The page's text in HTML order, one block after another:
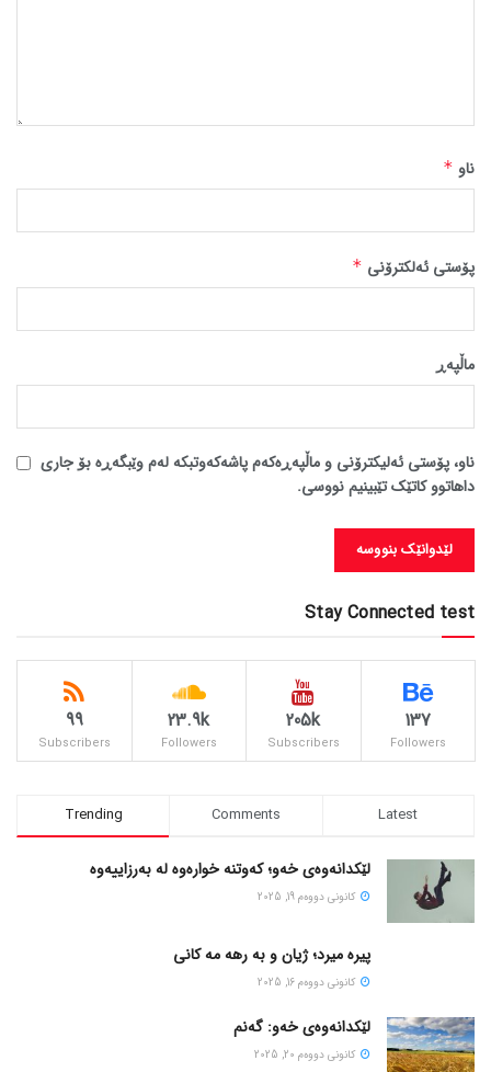
ناو *
پۆستی ئەلکترۆنی *
ماڵپه‌ڕ
ناو، پۆستی ئەلیکترۆنی و ماڵپەڕەکەم پاشەکەوتبکە لەم وێبگەڕە بۆ جاری
داهاتوو کاتێک تێبینیم نووسی.
Stay Connected test
137
Followers
205k
Subscribers
23.9k
Followers
99
Subscribers
Trending Comments Latest
لێکدانەوەی خەو؛ کەوتنە خوارەوە لە بەرزاییەوە
كانونی دووه‌م 19, 2025
پیره میرد؛ ژیان و به رهه مه کانی
كانونی دووه‌م 16, 2025
لێکدانەوەی خەو: گەنم
كانونی دووه‌م 20, 2025